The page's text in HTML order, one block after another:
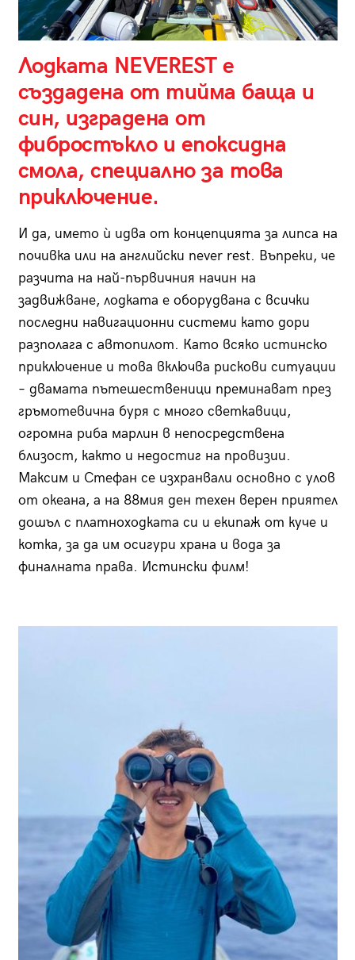
Лодката NEVEREST е
създадена от тийма баща и
син, изградена от
фибростъкло и епоксидна
смола, специално за това
приключение.
И да, името ѝ идва от концепцията за липса на
почивка или на английски never rest. Въпреки, че
разчита на най-първичния начин на
задвижване, лодката е оборудвана с всички
последни навигационни системи като дори
разполага с автопилот. Като всяко истинско
приключение и това включва рискови ситуации
– двамата пътешественици преминават през
гръмотевична буря с много светкавици,
огромна риба марлин в непосредствена
близост, както и недостиг на провизии.
Максим и Стефан се изхранвали основно с улов
от океана, а на 88мия ден техен верен приятел
дошъл с платноходката си и екипаж от куче и
котка, за да им осигури храна и вода за
финалната права. Истински филм!